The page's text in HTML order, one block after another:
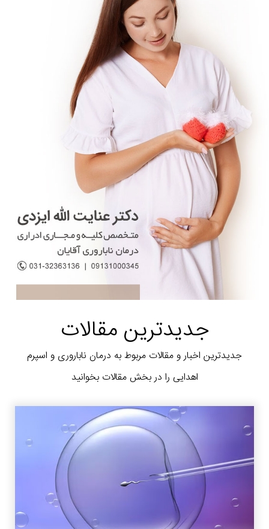
جدیدترین مقالات
جدیدترین اخبار و مقالات مربوط به درمان ناباروری و اسپرم
اهدایی را در بخش مقالات بخوانید